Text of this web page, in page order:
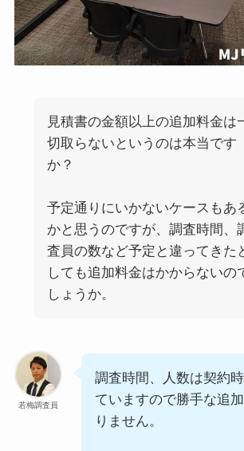
見積書の金額以上の追加料金は
切取らないというのは本当です
か？
予定通りにいかないケースもあ
かと思うのですが、調査時間、
査員の数など予定と違ってきた
しても追加料金はかからないの
しょうか。
若梅調査員
調査時間、人数は契約
ていますので勝手な追
りません。